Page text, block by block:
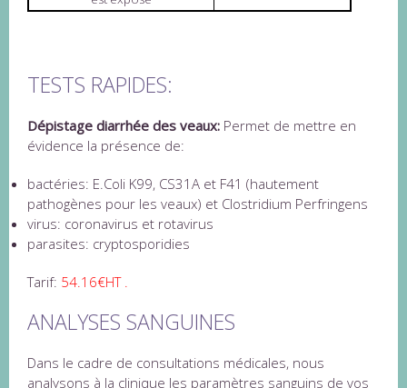
TESTS RAPIDES:
Dépistage diarrhée des veaux: Permet de mettre en
évidence la présence de:
bactéries: E.Coli K99, CS31A et F41 (hautement
pathogènes pour les veaux) et Clostridium Perfringens
virus: coronavirus et rotavirus
parasites: cryptosporidies
Tarif: 54.16€HT .
ANALYSES SANGUINES
Dans le cadre de consultations médicales, nous
analysons à la clinique les paramètres sanguins de vos